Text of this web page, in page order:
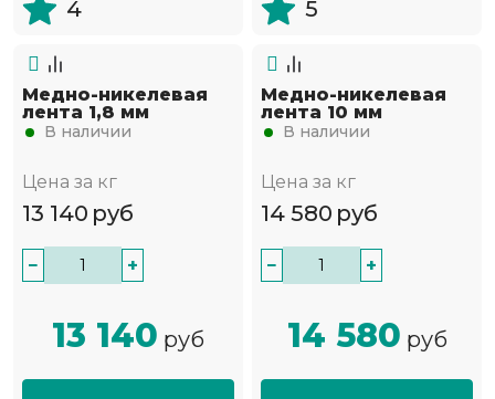
4 5
Медно-никелевая
лента 1,8 мм
В наличии
Цена за кг
13 140 руб
− +
13 140 руб
Медно-никелевая
лента 10 мм
В наличии
Цена за кг
14 580 руб
− +
14 580 руб